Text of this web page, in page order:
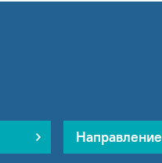
Направление